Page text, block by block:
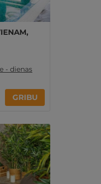
- dienas
GRIBU